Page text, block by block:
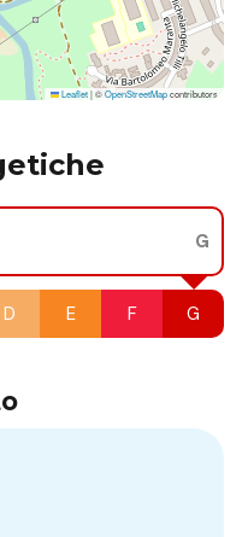
Leaflet|©OpenStreetMapcontributors
G
D E F G